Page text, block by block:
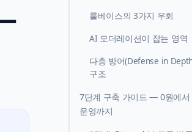
룰베이스의 3가지 우회
AI 모더레이션이 잡는 영역
다층 방어(Defense in
구조
7단계 구축 가이드 — 0원에서
운영까지